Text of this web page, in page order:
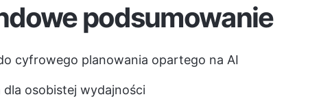
podsumowanie
cyfrowego planowania opartego na AI
dla osobistej wydajności